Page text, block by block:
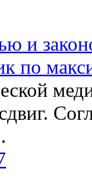
и
по